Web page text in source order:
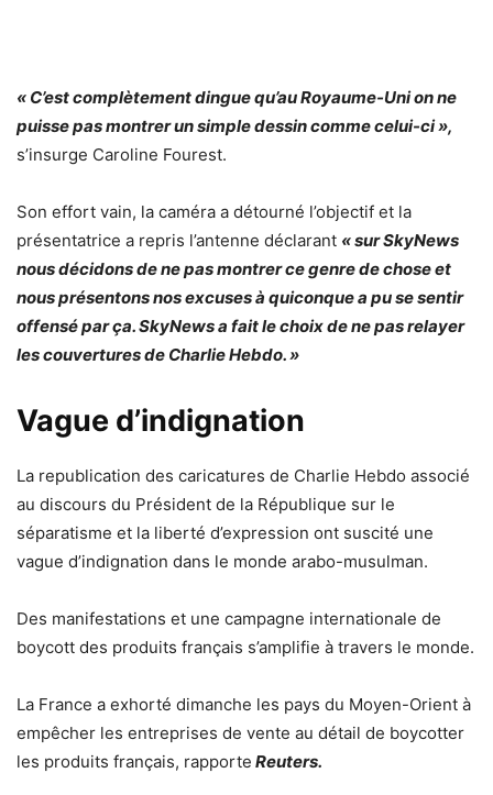
« C’est complètement dingue qu’au Royaume-Uni on ne
puisse pas montrer un simple dessin comme celui-ci »,
s’insurge Caroline Fourest.
Son effort vain, la caméra a détourné l’objectif et la
présentatrice a repris l’antenne déclarant « sur SkyNews
nous décidons de ne pas montrer ce genre de chose et
nous présentons nos excuses à quiconque a pu se sentir
offensé par ça. SkyNews a fait le choix de ne pas relayer
les couvertures de Charlie Hebdo. »
Vague d’indignation
La republication des caricatures de Charlie Hebdo associé
au discours du Président de la République sur le
séparatisme et la liberté d’expression ont suscité une
vague d’indignation dans le monde arabo-musulman.
Des manifestations et une campagne internationale de
boycott des produits français s’amplifie à travers le monde.
La France a exhorté dimanche les pays du Moyen-Orient à
empêcher les entreprises de vente au détail de boycotter
les produits français, rapporte Reuters.